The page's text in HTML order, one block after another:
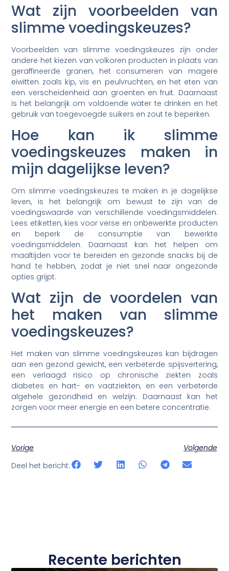
Wat zijn voorbeelden van
slimme voedingskeuzes?
Voorbeelden van slimme voedingskeuzes zijn onder
andere het kiezen van volkoren producten in plaats van
geraffineerde granen, het consumeren van magere
eiwitten zoals kip, vis en peulvruchten, en het eten van
een verscheidenheid aan groenten en fruit. Daarnaast
is het belangrijk om voldoende water te drinken en het
gebruik van toegevoegde suikers en zout te beperken.
Hoe kan ik slimme
voedingskeuzes maken in
mijn dagelijkse leven?
Om slimme voedingskeuzes te maken in je dagelijkse
leven, is het belangrijk om bewust te zijn van de
voedingswaarde van verschillende voedingsmiddelen.
Lees etiketten, kies voor verse en onbewerkte producten
en beperk de consumptie van bewerkte
voedingsmiddelen. Daarnaast kan het helpen om
maaltijden voor te bereiden en gezonde snacks bij de
hand te hebben, zodat je niet snel naar ongezonde
opties grijpt.
Wat zijn de voordelen van
het maken van slimme
voedingskeuzes?
Het maken van slimme voedingskeuzes kan bijdragen
aan een gezond gewicht, een verbeterde spijsvertering,
een verlaagd risico op chronische ziekten zoals
diabetes en hart- en vaatziekten, en een verbeterde
algehele gezondheid en welzijn. Daarnaast kan het
zorgen voor meer energie en een betere concentratie.
Vorige
Volgende
Deel het bericht:
Recente berichten